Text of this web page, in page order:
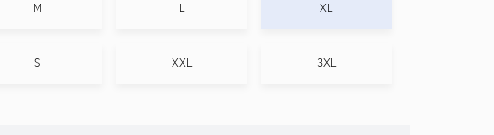
M L XL
S XXL 3XL